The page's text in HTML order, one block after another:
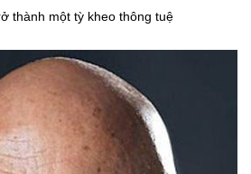
thành một tỳ kheo thông tuệ